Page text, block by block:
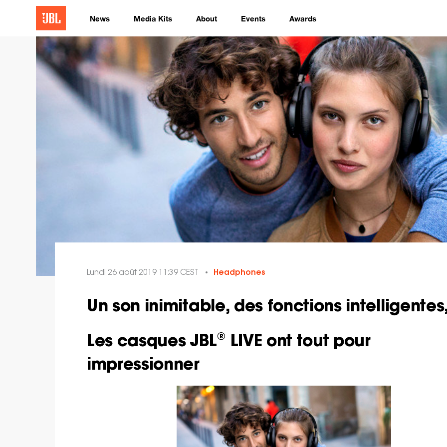
News Media Kits About Events Awards
Lundi 26 août 2019 11:39 CEST Headphones
Un son inimitable, des fonctions
Les casques JBL® LIVE ont tout pour
impressionner